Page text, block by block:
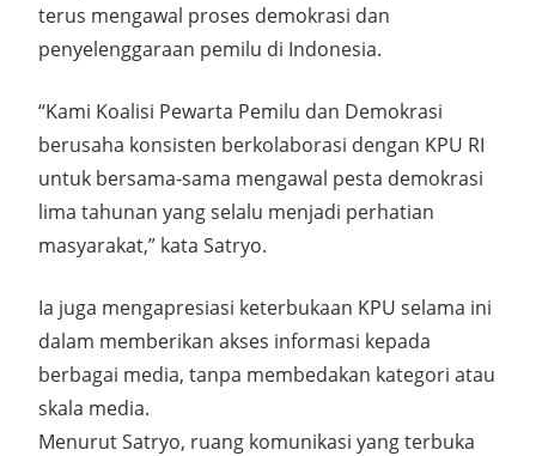
terus mengawal proses demokrasi dan
penyelenggaraan pemilu di Indonesia.
“Kami Koalisi Pewarta Pemilu dan Demokrasi
berusaha konsisten berkolaborasi dengan KPU RI
untuk bersama-sama mengawal pesta demokrasi
lima tahunan yang selalu menjadi perhatian
masyarakat,” kata Satryo.
Ia juga mengapresiasi keterbukaan KPU selama ini
dalam memberikan akses informasi kepada
berbagai media, tanpa membedakan kategori atau
skala media.
Menurut Satryo, ruang komunikasi yang terbuka